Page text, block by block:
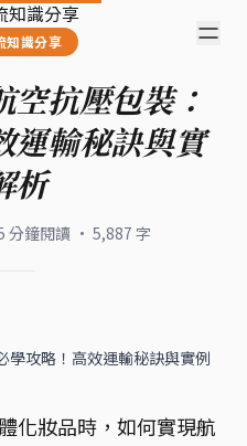
知識分享
知識分享
空抗壓包裝：
運輸秘訣與實
析
分鐘閱讀 · 5,887 字
學攻略！高效運輸秘訣與實例
化妝品時，如何實現航